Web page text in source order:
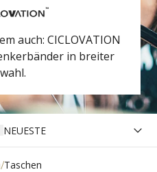
auch: CICLOVATION
in breiter
Taschen